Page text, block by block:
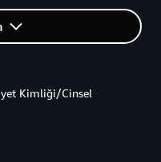
Kimliği/Cinsel